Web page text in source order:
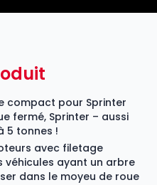
compact pour Sprinter
fermé, Sprinter – aussi
5 tonnes !
avec filetage
véhicules ayant un arbre
dans le moyeu de roue